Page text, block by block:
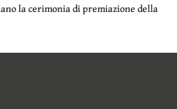
la cerimonia di premiazione della